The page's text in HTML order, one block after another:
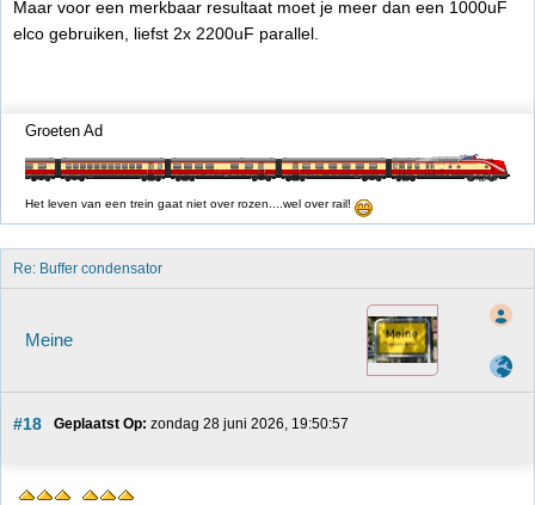
Maar voor een merkbaar resultaat moet je meer dan een 1000uF
elco gebruiken, liefst 2x 2200uF parallel.
Groeten Ad
Het leven van een trein gaat niet over rozen....wel over rail!
Re: Buffer condensator
Meine
#18 Geplaatst Op: zondag 28 juni 2026, 19:50:57